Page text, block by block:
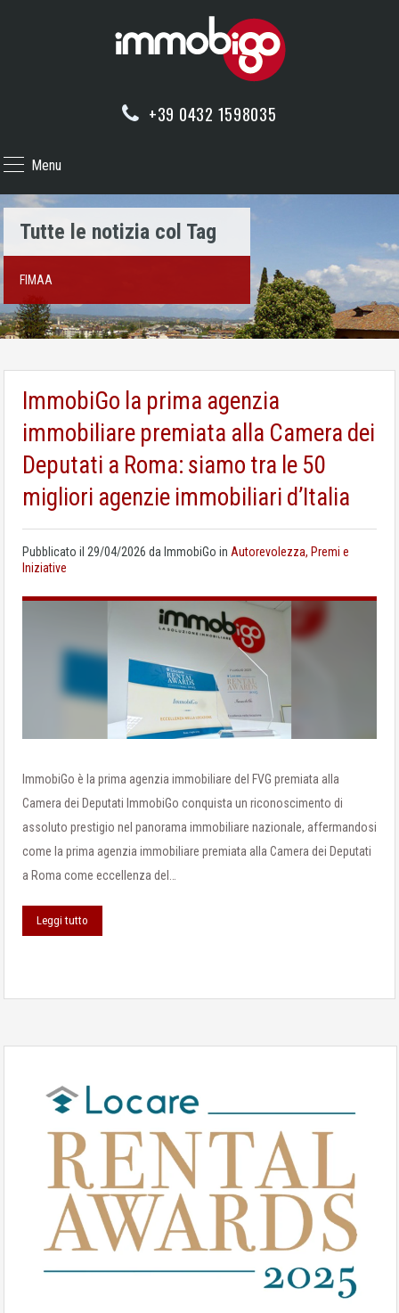
+39 0432 1598035
Menu
Tutte le notizia col Tag
FIMAA
ImmobiGo la prima agenzia
immobiliare premiata alla Camera dei
Deputati a Roma: siamo tra le 50
migliori agenzie immobiliari d’Italia
Pubblicato il 29/04/2026 da ImmobiGo in Autorevolezza, Premi e
Iniziative
ImmobiGo è la prima agenzia immobiliare del FVG premiata alla
Camera dei Deputati ImmobiGo conquista un riconoscimento di
assoluto prestigio nel panorama immobiliare nazionale, affermandosi
come la prima agenzia immobiliare premiata alla Camera dei Deputati
a Roma come eccellenza del…
Leggi tutto